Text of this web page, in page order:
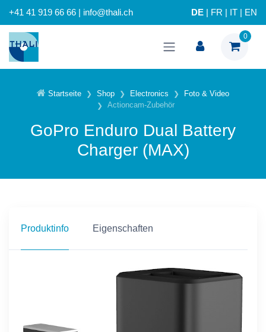
+41 41 919 66 66 | info@thali.ch DE FR IT EN
0
Startseite Shop Electronics
Foto & Video
Actioncam-Zubehör
GoPro Enduro Dual Battery
Charger (MAX)
Produktinfo Eigenschaften